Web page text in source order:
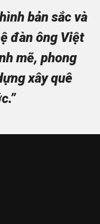
bản sắc và
đàn ông Việt
mẽ, phong
xây quê